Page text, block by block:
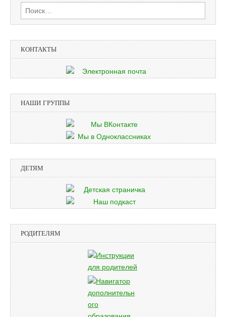
Найти:
КОНТАКТЫ
НАШИ ГРУППЫ
ДЕТЯМ
РОДИТЕЛЯМ